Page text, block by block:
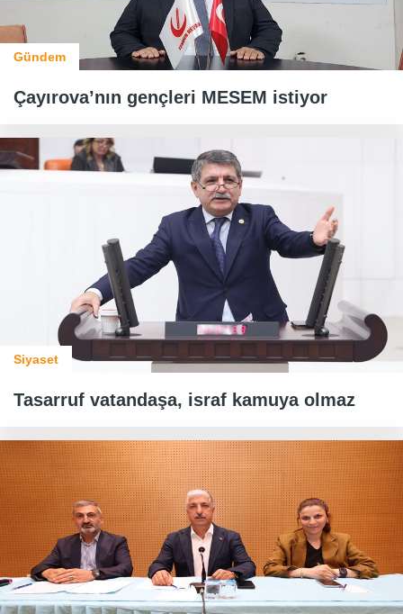
Gündem
Çayırova’nın gençleri MESEM istiyor
Siyaset
Tasarruf vatandaşa, israf kamuya olmaz